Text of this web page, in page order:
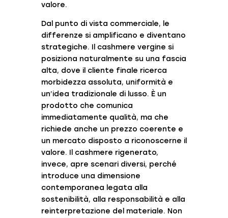
valore.
Dal punto di vista commerciale, le
differenze si amplificano e diventano
strategiche. Il cashmere vergine si
posiziona naturalmente su una fascia
alta, dove il cliente finale ricerca
morbidezza assoluta, uniformità e
un’idea tradizionale di lusso. È un
prodotto che comunica
immediatamente qualità, ma che
richiede anche un prezzo coerente e
un mercato disposto a riconoscerne il
valore. Il cashmere rigenerato,
invece, apre scenari diversi, perché
introduce una dimensione
contemporanea legata alla
sostenibilità, alla responsabilità e alla
reinterpretazione del materiale. Non